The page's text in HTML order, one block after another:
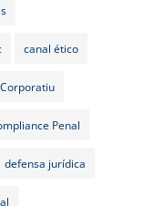
canal ético
Penal
defensa jurídica